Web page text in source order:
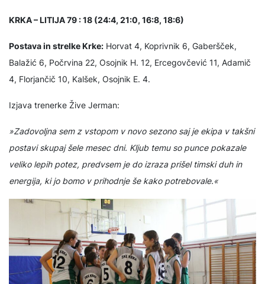
KRKA – LITIJA 79 : 18 (24:4, 21:0, 16:8, 18:6)
Postava in strelke Krke: Horvat 4, Koprivnik 6, Gaberšček,
Balažić 6, Počrvina 22, Osojnik H. 12, Ercegovčević 11, Adamič
4, Florjančič 10, Kalšek, Osojnik E. 4.
Izjava trenerke Žive Jerman:
»Zadovoljna sem z vstopom v novo sezono saj je ekipa v takšni
postavi skupaj šele mesec dni. Kljub temu so punce pokazale
veliko lepih potez, predvsem je do izraza prišel timski duh in
energija, ki jo bomo v prihodnje še kako potrebovale.«